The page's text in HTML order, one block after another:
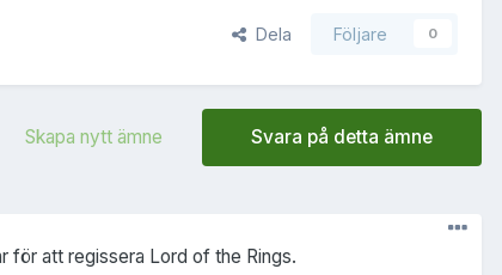
Dela Följare 0
Svara på detta ämne
Skapa nytt ämne
för att regissera Lord of the Rings.